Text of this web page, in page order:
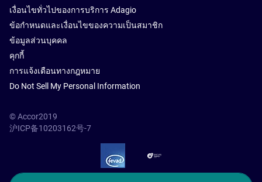
เงื่อนไขทั่วไปของการบริการ Adagio
ข้อกำหนดและเงื่อนไขของความเป็นสมาชิก
ข้อมูลส่วนบุคคล
คุกกี้
การแจ้งเตือนทางกฎหมาย
Do Not Sell My Personal Information
© Accor2019
沪ICP备10203162号-7